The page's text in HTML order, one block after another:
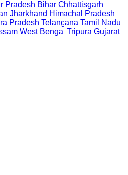
Pradesh Bihar Chhattisgarh
Jharkhand Himachal Pradesh
Pradesh Telangana Tamil Nadu
West Bengal Tripura Gujarat